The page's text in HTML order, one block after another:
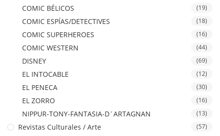
COMIC BÉLICOS (19)
COMIC ESPÍAS/DETECTIVES (18)
COMIC SUPERHEROES (16)
COMIC WESTERN (44)
DISNEY (69)
EL INTOCABLE (12)
EL PENECA (30)
EL ZORRO (16)
NIPPUR-TONY-FANTASIA-D´ARTAGNAN (13)
Revistas Culturales / Arte (57)